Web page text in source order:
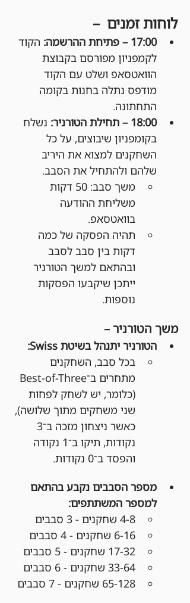
לוחות זמנים  –
17:00 – פתיחת ההרשמה:
הקוד
לקמפניון מפורסם בקבוצת
הוואטסאפ ושלט עם הקוד
מודפס נתלה בחנות בקומה
התחתונה.
18:00 – תחילת הטורניר:
נשלח
בקומפניון שיבוצים, על כל
השחקנים למצוא את היריב
שלהם ולהתחיל את הסבב.
משך סבב: 50 דקות
משליחת ההודעה
בוואטסאפ.
תהיה הפסקה של כמה
דקות בין סבב לסבב
ובהתאם למשך הטורניר
ייתכן שיקבעו הפסקות
נוספות.
משך הטורניר –
הטורניר יתנהל בשיטת Swiss:
בכל סבב, השחקנים
(כלומר, יש לשחק לפחות
שני משחקים מתוך שלושה),
נקודות, תיקו ב־1 נקודה
והפסד ב־0 נקודות.
מספר הסבבים נקבע בהתאם
למספר המשתתפים:
4-8 שחקנים - 3 סבבים
6-16 שחקנים - 4 סבבים
17-32 שחקנים - 5 סבבים
33-64 שחקנים - 6 סבבים
65-128 שחקנים - 7 סבבים